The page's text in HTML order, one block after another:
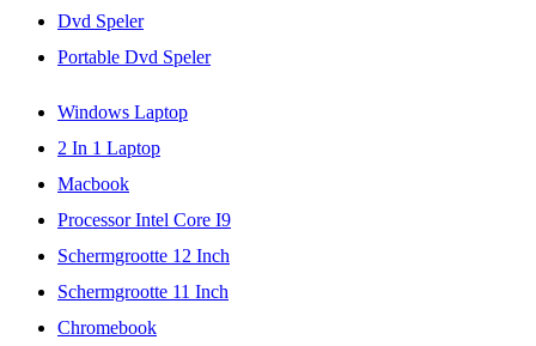
Dvd Speler
Portable Dvd Speler
Windows Laptop
2 In 1 Laptop
Macbook
Processor Intel Core I9
Schermgrootte 12 Inch
Schermgrootte 11 Inch
Chromebook